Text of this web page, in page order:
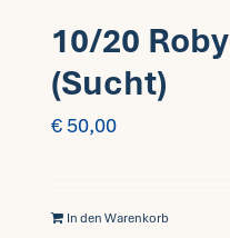
10/20
(Sucht)
€ 50,00
In den Warenkorb